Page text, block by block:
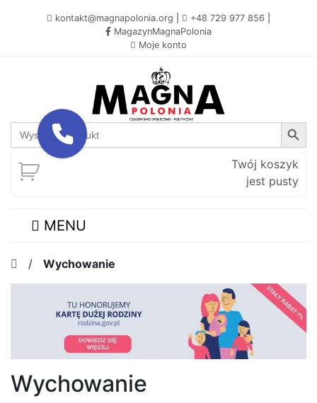
kontakt@magnapolonia.org +48 729 977 856
MagazynMagnaPolonia
Moje konto
Search
for:
Search Button
Twój koszyk
jest pusty
MENU
/ Wychowanie
Wychowanie